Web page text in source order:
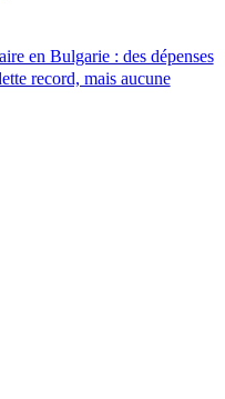
en Bulgarie : des dépenses
record, mais aucune